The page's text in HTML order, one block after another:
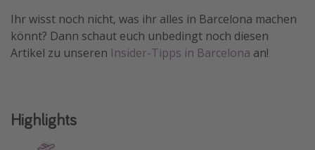
Bahnreisen in der Schweiz
Reisepassfreie Reiseziele
Last Minute Urlaub Mallorca
Last Minute Urlaub Deutschland
Ihr wisst noch nicht, was ihr alles in Barcelona machen
könnt? Dann schaut euch unbedingt noch diesen
Artikel zu unseren Insider-Tipps in Barcelona an!
Highlights